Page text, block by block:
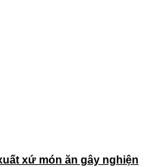
xứ món ăn gây nghiện